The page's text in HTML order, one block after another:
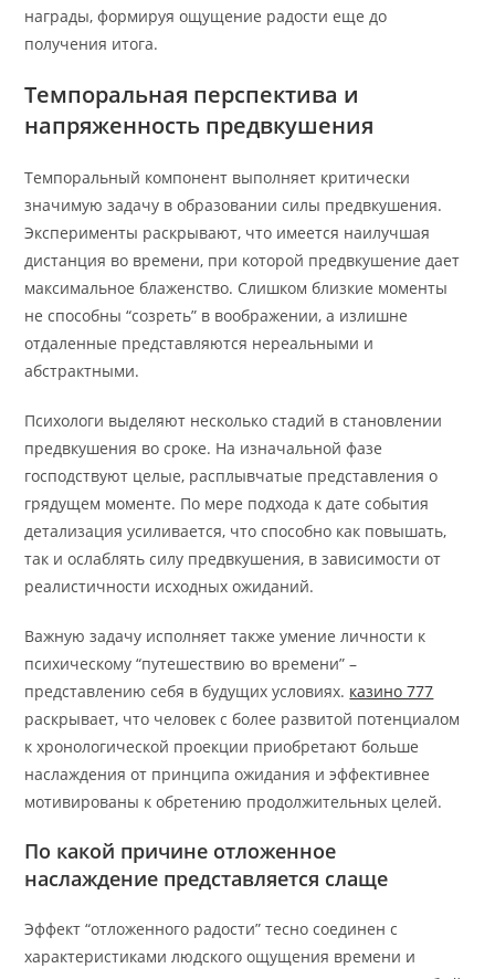
награды, формируя ощущение радости еще до
получения итога.
Темпоральная перспектива и
напряженность предвкушения
Темпоральный компонент выполняет критически
значимую задачу в образовании силы предвкушения.
Эксперименты раскрывают, что имеется наилучшая
дистанция во времени, при которой предвкушение дает
максимальное блаженство. Слишком близкие моменты
не способны “созреть” в воображении, а излишне
отдаленные представляются нереальными и
абстрактными.
Психологи выделяют несколько стадий в становлении
предвкушения во сроке. На изначальной фазе
господствуют целые, расплывчатые представления о
грядущем моменте. По мере подхода к дате события
детализация усиливается, что способно как повышать,
так и ослаблять силу предвкушения, в зависимости от
реалистичности исходных ожиданий.
Важную задачу исполняет также умение личности к
психическому “путешествию во времени” –
представлению себя в будущих условиях. казино 777
раскрывает, что человек с более развитой потенциалом
к хронологической проекции приобретают больше
наслаждения от принципа ожидания и эффективнее
мотивированы к обретению продолжительных целей.
По какой причине отложенное
наслаждение представляется слаще
Эффект “отложенного радости” тесно соединен с
характеристиками людского ощущения времени и